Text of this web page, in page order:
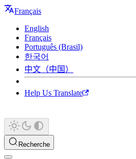
Français
English
Français
Português (Brasil)
한국어
中文（中国）
Help Us Translate
Recherche